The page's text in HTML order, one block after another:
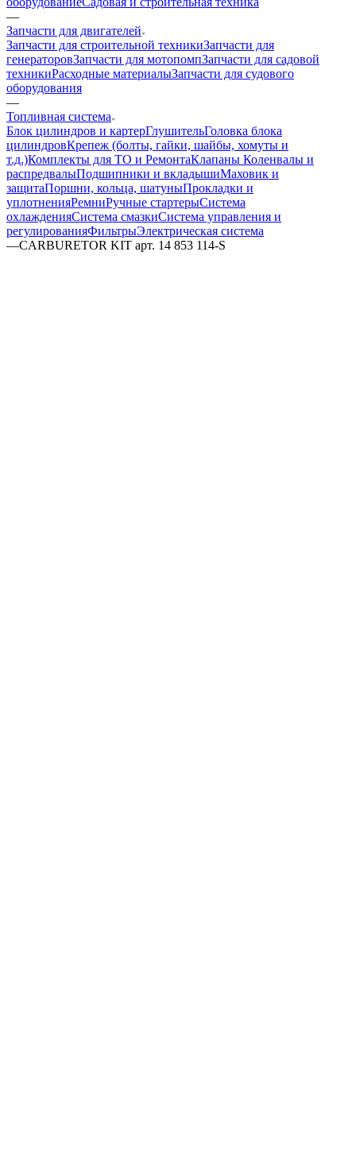
—
Запчасти для двигателей
Запчасти для строительной техникиЗапчасти для
генераторовЗапчасти для мотопомпЗапчасти для садовой
техникиРасходные материалыЗапчасти для судового
оборудования
—
Топливная система
Блок цилиндров и картерГлушительГоловка блока
цилиндровКрепеж (болты, гайки, шайбы, хомуты и
т.д.)Комплекты для ТО и РемонтаКлапаны Коленвалы и
распредвалыПодшипники и вкладышиМаховик и
защитаПоршни, кольца, шатуныПрокладки и
уплотненияРемниРучные стартерыСистема
охлажденияСистема смазкиСистема управления и
регулированияФильтрыЭлектрическая система
—CARBURETOR KIT арт. 14 853 114-S